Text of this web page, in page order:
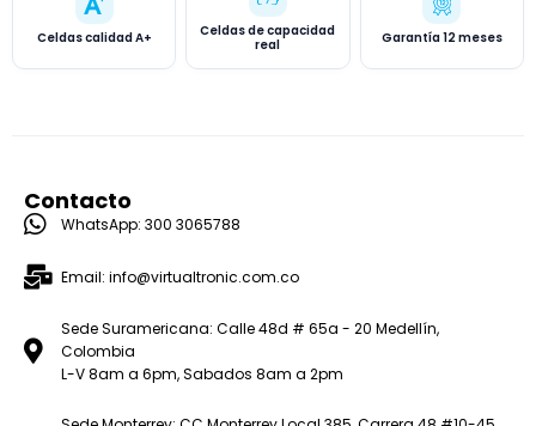
Celdas calidad A+
Celdas de capacidad
real
Garantía 12 meses
Contacto
WhatsApp: 300 3065788
Email: info@virtualtronic.com.co
Sede Suramericana: Calle 48d # 65a - 20 Medellín,
Colombia
L-V 8am a 6pm, Sabados 8am a 2pm